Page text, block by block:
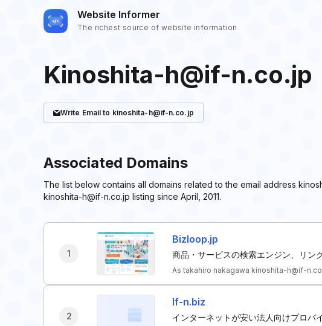
Website Informer
The richest source of website information
Kinoshita-h@if-n.co.jp
Write Email to kinoshita-h@if-n.co.jp
Associated Domains
The list below contains all domains related to the email address
kinoshita-h@if-n.co.jp listing since April, 2011.
1
Bizloop.jp
商品・サービスの検索エンジン、リ
As takahiro nakagawa kinoshita-h@if-
2
If-n.biz
インターネットが安い法人向けプロバ